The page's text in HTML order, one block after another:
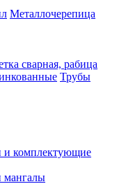
Металлочерепица
сварная, рабица
Трубы
и комплектующие
мангалы